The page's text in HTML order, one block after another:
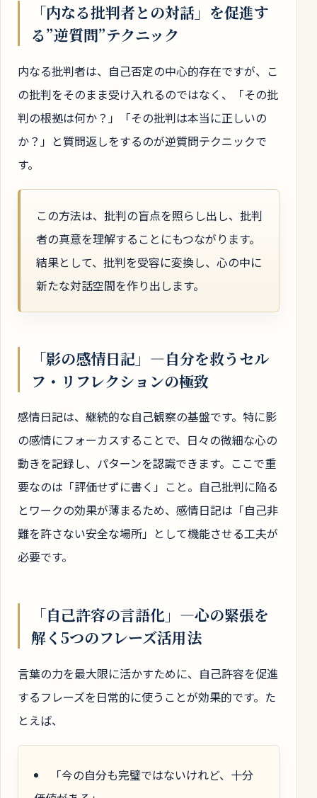
「内なる批判者との対話」を促進す
る”逆質問”テクニック
内なる批判者は、自己否定の中心的存在ですが、こ
の批判をそのまま受け入れるのではなく、「その批
判の根拠は何か？」「その批判は本当に正しいの
か？」と質問返しをするのが逆質問テクニックで
す。
この方法は、批判の盲点を照らし出し、批判
者の真意を理解することにもつながります。
結果として、批判を受容に変換し、心の中に
新たな対話空間を作り出します。
「影の感情日記」―自分を救うセル
フ・リフレクションの極致
感情日記は、継続的な自己観察の基盤です。特に影
の感情にフォーカスすることで、日々の微細な心の
動きを記録し、パターンを認識できます。ここで重
要なのは「評価せずに書く」こと。自己批判に陥る
とワークの効果が薄まるため、感情日記は「自己非
難を許さない安全な場所」として機能させる工夫が
必要です。
「自己許容の言語化」―心の緊張を
解く5つのフレーズ活用法
言葉の力を最大限に活かすために、自己許容を促進
するフレーズを日常的に使うことが効果的です。た
とえば、
「今の自分も完璧ではないけれど、十分